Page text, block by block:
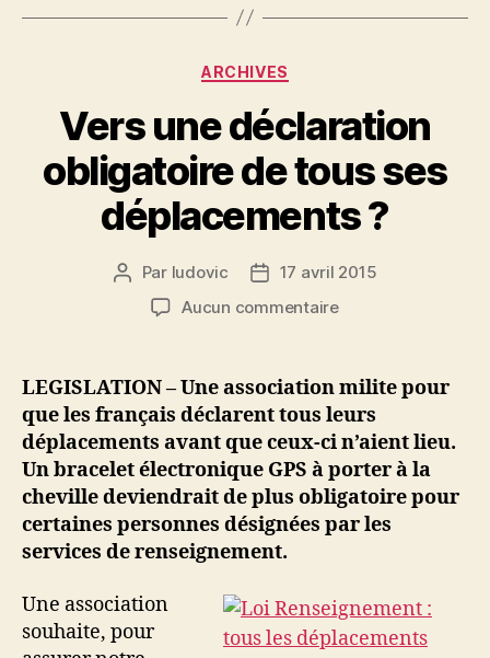
Catégories
ARCHIVES
Vers une déclaration
obligatoire de tous ses
déplacements ?
Auteur
l’article
Par ludovic
Date17 avril 2015
Aucun commentairesur
déclaration
obligatoire
de
tous
ses
déplacements
?
LEGISLATION – Une association milite pour
que les français déclarent tous leurs
déplacements avant que ceux-ci n’aient lieu.
Un bracelet électronique GPS à porter à la
cheville deviendrait de plus obligatoire pour
certaines personnes désignées par les
services de renseignement.
Une association
souhaite, pour